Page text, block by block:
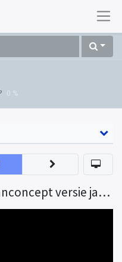
0 %
versie januari 2024